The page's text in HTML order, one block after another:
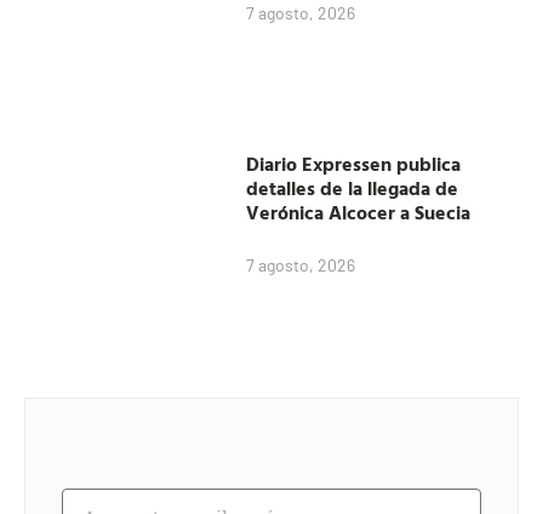
7 agosto, 2026
Diario Expressen publica
detalles de la llegada de
Verónica Alcocer a Suecia
7 agosto, 2026